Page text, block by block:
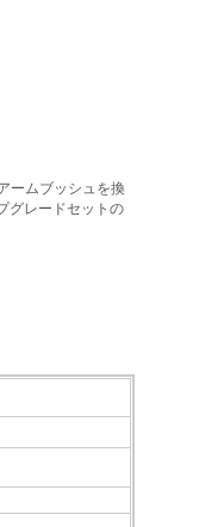
ームブッシュを換
グレードセットの